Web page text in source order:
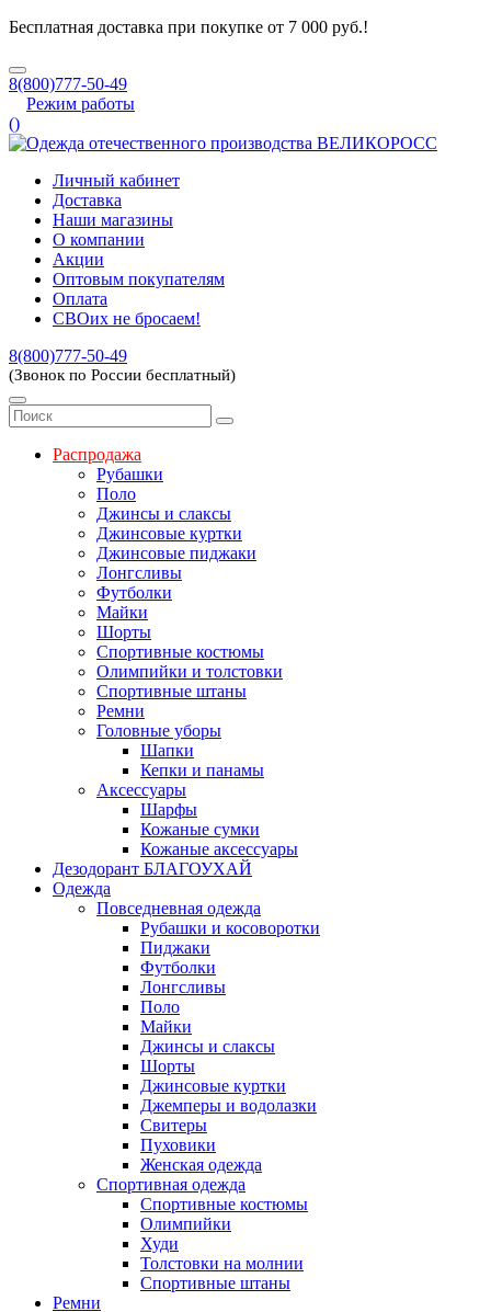
Бесплатная доставка при покупке от 7 000 руб.!
8(800)777-50-49
Режим работы
()
Личный кабинет
Доставка
Наши магазины
О компании
Акции
Оптовым покупателям
Оплата
СВОих не бросаем!
8(800)777-50-49
(Звонок по России бесплатный)
Распродажа
Рубашки
Поло
Джинсы и слаксы
Джинсовые куртки
Джинсовые пиджаки
Лонгсливы
Футболки
Майки
Шорты
Спортивные костюмы
Олимпийки и толстовки
Спортивные штаны
Ремни
Головные уборы
Шапки
Кепки и панамы
Аксессуары
Шарфы
Кожаные сумки
Кожаные аксессуары
Дезодорант БЛАГОУХАЙ
Одежда
Повседневная одежда
Рубашки и косоворотки
Пиджаки
Футболки
Лонгсливы
Поло
Майки
Джинсы и слаксы
Шорты
Джинсовые куртки
Джемперы и водолазки
Свитеры
Пуховики
Женская одежда
Спортивная одежда
Спортивные костюмы
Олимпийки
Худи
Толстовки на молнии
Спортивные штаны
Ремни